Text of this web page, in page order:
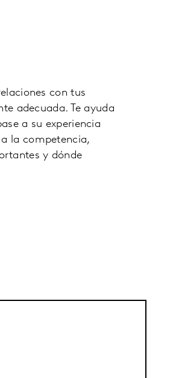
con tus
adecuada. Te ayuda
a su experiencia
la competencia,
y dónde